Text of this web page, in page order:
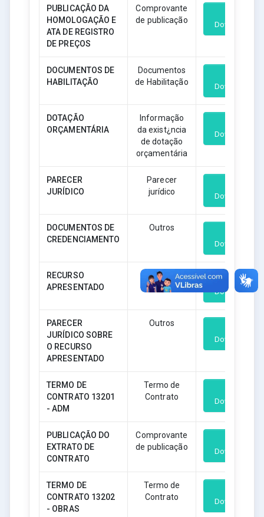
PUBLICAÇÃO DA
HOMOLOGAÇÃO E
ATA DE REGISTRO
DE PREÇOS
Comprovante
de publicação
Download
DOCUMENTOS DE
HABILITAÇÃO
Documentos
de Habilitação
Download
DOTAÇÃO
ORÇAMENTÁRIA
Informação
da exist¿ncia
de dotação
orçamentária
Download
PARECER
JURÍDICO
Parecer
jurídico
Download
DOCUMENTOS DE
CREDENCIAMENTO
Outros
Download
RECURSO
APRESENTADO
Outros
Download
PARECER
JURÍDICO SOBRE
O RECURSO
APRESENTADO
Outros
Download
TERMO DE
CONTRATO 13201
- ADM
Termo de
Contrato
Download
PUBLICAÇÃO DO
EXTRATO DE
CONTRATO
Comprovante
de publicação
Download
TERMO DE
CONTRATO 13202
- OBRAS
Termo de
Contrato
Download